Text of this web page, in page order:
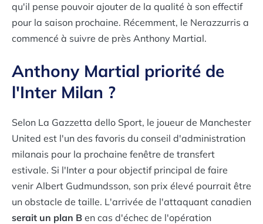
qu'il pense pouvoir ajouter de la qualité à son effectif
pour la saison prochaine. Récemment, le Nerazzurris a
commencé à suivre de près Anthony Martial.
Anthony Martial priorité de
l'Inter Milan ?
Selon La Gazzetta dello Sport, le joueur de Manchester
United est l'un des favoris du conseil d'administration
milanais pour la prochaine fenêtre de transfert
estivale. Si l'Inter a pour objectif principal de faire
venir Albert Gudmundsson, son prix élevé pourrait être
un obstacle de taille. L'arrivée de l'attaquant canadien
serait un plan B en cas d'échec de l'opération